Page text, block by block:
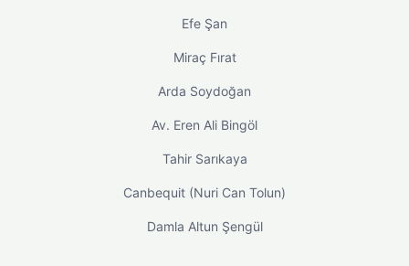
Efe Şan
Miraç Fırat
Arda Soydoğan
Av. Eren Ali Bingöl
Tahir Sarıkaya
Canbequit (Nuri Can Tolun)
Damla Altun Şengül